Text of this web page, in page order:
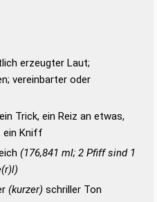
Standardwerk in 12 Bänden
Richtiges und gutes
Die deutsche Grammatik
Deutsches
erzeugter Laut;
vereinbarter oder
Trick, ein Reiz an etwas,
ein Kniff
(176,841 ml; 2 Pfiff sind 1
(kurzer) schriller Ton